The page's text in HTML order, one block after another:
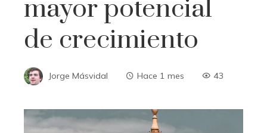
mayor potencial
de crecimiento
Jorge Másvidal Hace 1 mes 43